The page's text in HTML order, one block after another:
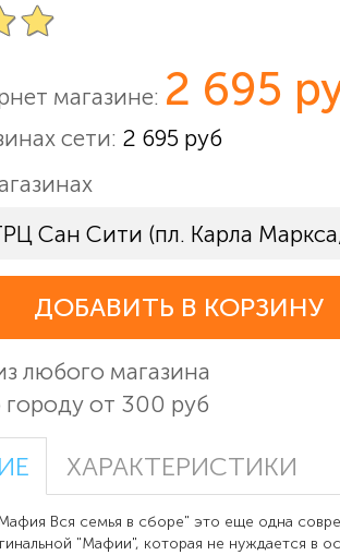
магазине: 2 695
сети: 2 695 руб
Сан Сити (пл. Карла
ДОБАВИТЬ В КОРЗИНУ
любого магазина
городу от 300 руб
ХАРАКТЕРИСТИКИ
Вся семья в сборе" это еще одна
"Мафии", которая не нуждается в